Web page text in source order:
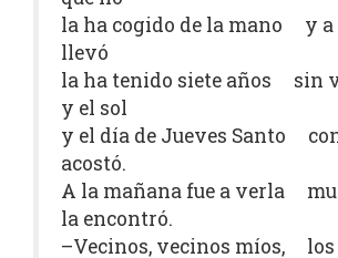
la ha cogido de la mano y a
llevó
la ha tenido siete años sin
y el sol
y el día de Jueves Santo
acostó.
A la mañana fue a verla
la encontró.
–Vecinos, vecinos míos, los